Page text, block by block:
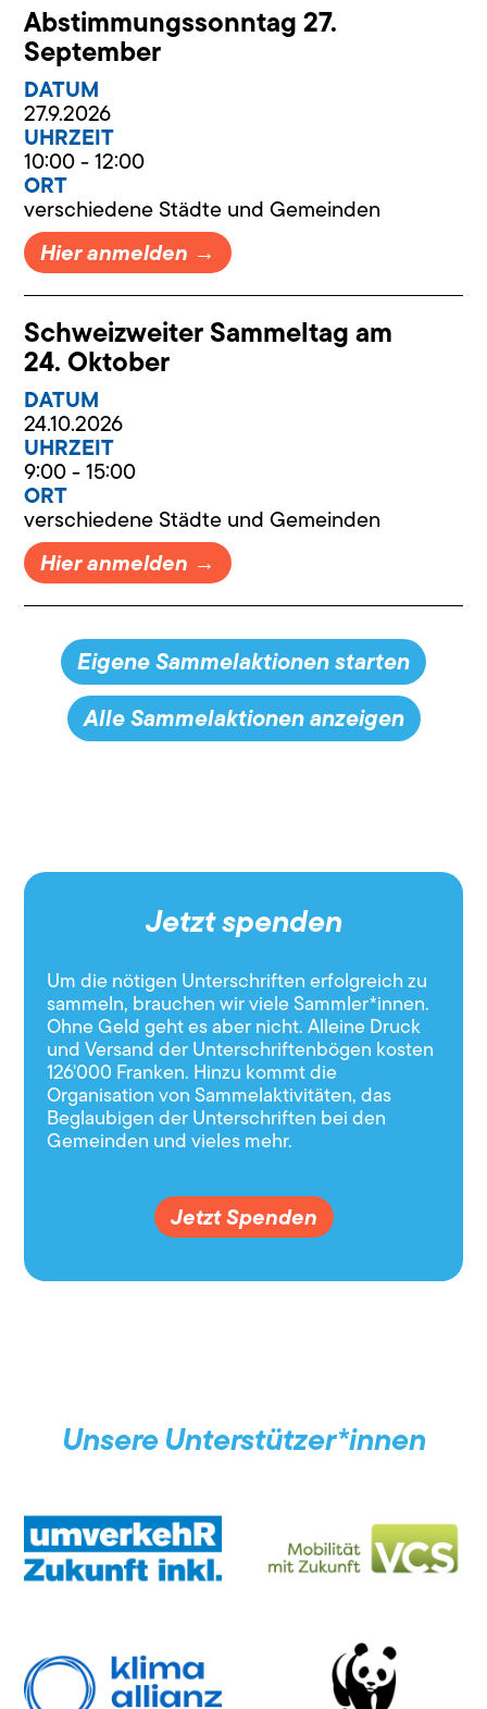
Abstimmungssonntag 27.
September
DATUM
27.9.2026
UHRZEIT
10:00 - 12:00
ORT
verschiedene Städte und Gemeinden
Hier anmelden →
Schweizweiter Sammeltag am
24. Oktober
DATUM
24.10.2026
UHRZEIT
9:00 - 15:00
ORT
verschiedene Städte und Gemeinden
Hier anmelden →
Eigene Sammelaktionen starten
Alle Sammelaktionen anzeigen
Jetzt spenden
Um die nötigen Unterschriften erfolgreich zu
sammeln, brauchen wir viele Sammler*innen.
Ohne Geld geht es aber nicht. Alleine Druck
und Versand der Unterschriftenbögen kosten
126'000 Franken. Hinzu kommt die
Organisation von Sammelaktivitäten, das
Beglaubigen der Unterschriften bei den
Gemeinden und vieles mehr.
Jetzt Spenden
Unsere Unterstützer*innen